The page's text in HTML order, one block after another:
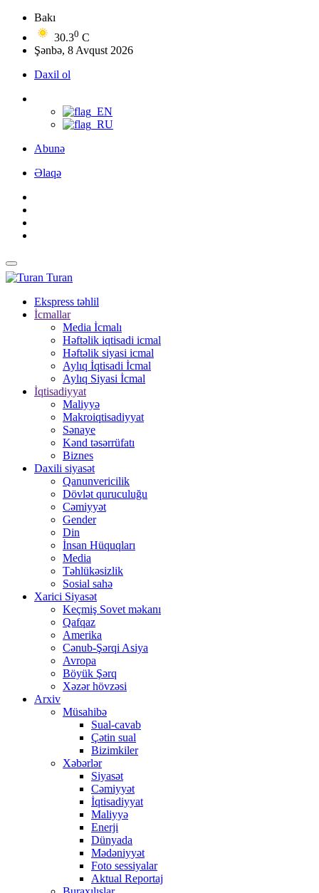
Bakı
30.30 C
Şənbə, 8 Avqust 2026
Daxil ol
Abunə
Əlaqə
Turan
Ekspress təhlil
İcmallar
Media İcmalı
Həftəlik iqtisadi icmal
Həftəlik siyasi icmal
Aylıq İqtisadi İcmal
Aylıq Siyasi İcmal
İqtisadiyyat
Maliyyə
Makroiqtisadiyyat
Sənaye
Kənd təsərrüfatı
Biznes
Daxili siyasət
Qanunvericilik
Dövlət quruculuğu
Cəmiyyət
Gender
Din
İnsan Hüquqları
Media
Təhlükəsizlik
Sosial sahə
Xarici Siyasət
Keçmiş Sovet məkanı
Qafqaz
Amerika
Cənub-Şərqi Asiya
Avropa
Böyük Şərq
Xəzər hövzəsi
Arxiv
Müsahibə
Sual-cavab
Çətin sual
Bizimkiler
Xəbərlər
Siyasət
Cəmiyyət
İqtisadiyyat
Maliyyə
Enerji
Dünyada
Mədəniyyət
Foto sessiyalar
Aktual Reportaj